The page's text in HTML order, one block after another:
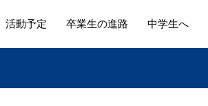
活動予定 卒業生の進路 中学生へ